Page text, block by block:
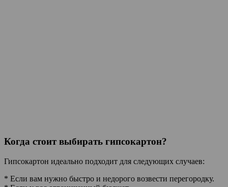
Когда стоит выбирать гипсокартон?
Гипсокартон идеально подходит для следующих случаев:
* Если вам нужно быстро и недорого возвести перегородку.